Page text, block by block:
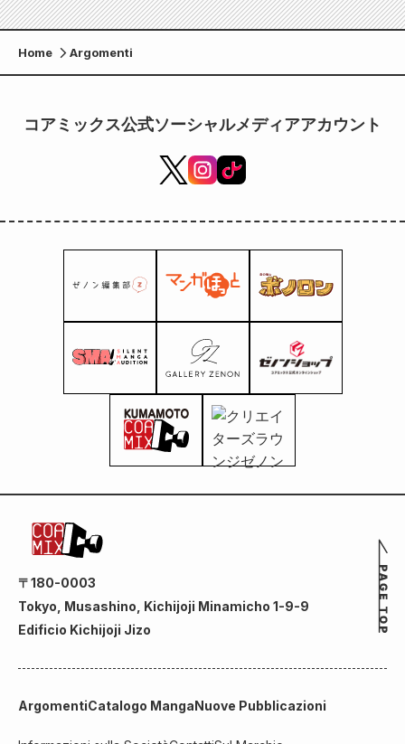
Home Argomenti
コアミックス公式ソーシャルメディアアカウント
〒180-0003
Tokyo, Musashino, Kichijoji Minamicho 1-9-9
Edificio Kichijoji Jizo
ArgomentiCatalogo MangaNuove Pubblicazioni